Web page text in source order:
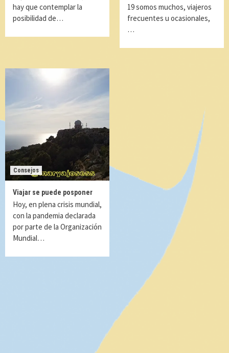
hay que contemplar la
posibilidad de…
19 somos muchos, viajeros
frecuentes u ocasionales,
…
Consejos
Viajar se puede posponer
Hoy, en plena crisis mundial,
con la pandemia declarada
por parte de la Organización
Mundial…